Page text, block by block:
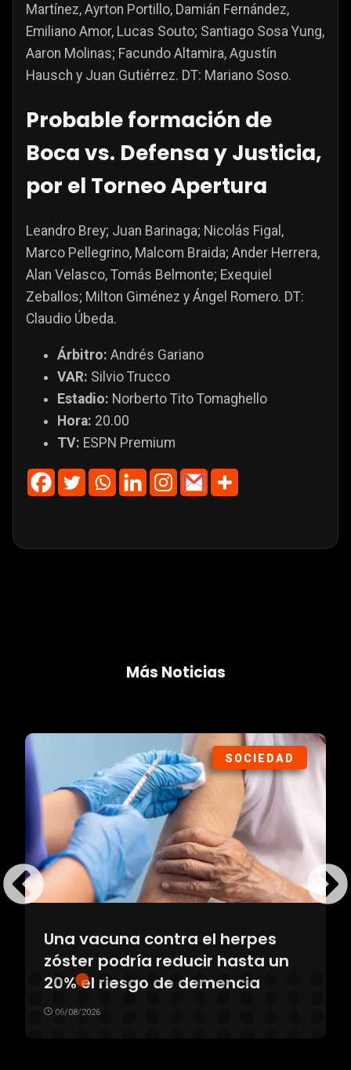
Martínez, Ayrton Portillo, Damián Fernández,
Emiliano Amor, Lucas Souto; Santiago Sosa Yung,
Aaron Molinas; Facundo Altamira, Agustín
Hausch y Juan Gutiérrez. DT: Mariano Soso.
Probable formación de
Boca vs. Defensa y Justicia,
por el Torneo Apertura
Leandro Brey; Juan Barinaga; Nicolás Figal,
Marco Pellegrino, Malcom Braida; Ander Herrera,
Alan Velasco, Tomás Belmonte; Exequiel
Zeballos; Milton Giménez y Ángel Romero. DT:
Claudio Úbeda.
Árbitro: Andrés Gariano
VAR: Silvio Trucco
Estadio: Norberto Tito Tomaghello
Hora: 20.00
TV: ESPN Premium
Más Noticias
SOCIEDAD
Una vacuna contra el herpes
zóster podría reducir hasta un
20% el riesgo de demencia
06/08/2026